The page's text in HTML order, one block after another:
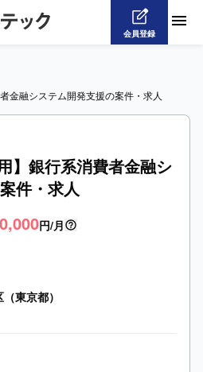
会員登録
金融システム開発支援の案件・求人
】銀行系消費者金融シ
件・求人
円/月
東京都）